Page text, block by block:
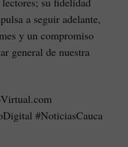
a seguir adelante,
y un compromiso
general de nuestra
#NoticiasCauca